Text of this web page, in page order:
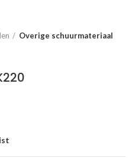
Overige schuurmateriaal